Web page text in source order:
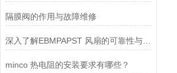
隔膜阀的作用与故障维修
深入了解EBMPAPST 风扇的可靠性与耐用性
minco 热电阻的安装要求有哪些？